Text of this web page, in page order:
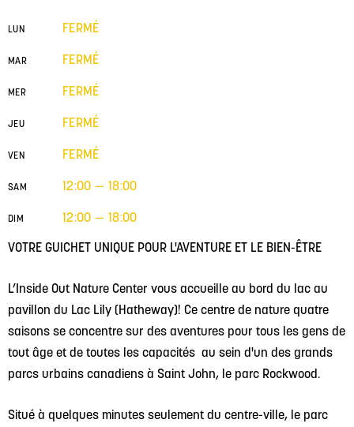
VOTRE GUICHET UNIQUE POUR L'AVENTURE ET LE BIEN-ÊTRE
L’Inside Out Nature Center vous accueille au bord du lac au
pavillon du Lac Lily (Hatheway)! Ce centre de nature quatre
saisons se concentre sur des aventures pour tous les gens de
tout âge et de toutes les capacités au sein d'un des grands
parcs urbains canadiens à Saint John, le parc Rockwood.
Situé à quelques minutes seulement du centre-ville, le parc
LUN FERMÉ
MAR FERMÉ
MER FERMÉ
JEU FERMÉ
VEN FERMÉ
SAM 12:00 — 18:00
DIM 12:00 — 18:00